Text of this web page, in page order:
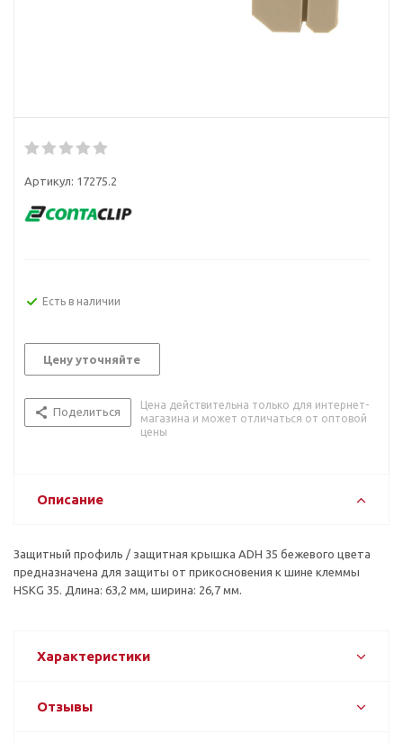
Артикул: 17275.2
Есть в наличии
Цену уточняйте
Поделиться
Цена действительна только для интернет-
магазина и может отличаться от оптовой
цены
Описание
Защитный профиль / защитная крышка ADH 35 бежевого цвета
предназначена для защиты от прикосновения к шине клеммы
HSKG 35. Длина: 63,2 мм, ширина: 26,7 мм.
Характеристики
Отзывы